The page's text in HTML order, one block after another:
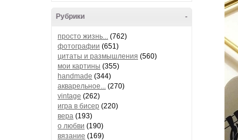
-
Рубрики
просто жизнь... (762)
фотографии (651)
цитаты и размышления (560)
мои картины (355)
handmade (344)
акварельное... (270)
vintage (262)
игра в бисер (220)
вера (193)
о любви (190)
вязание (169)